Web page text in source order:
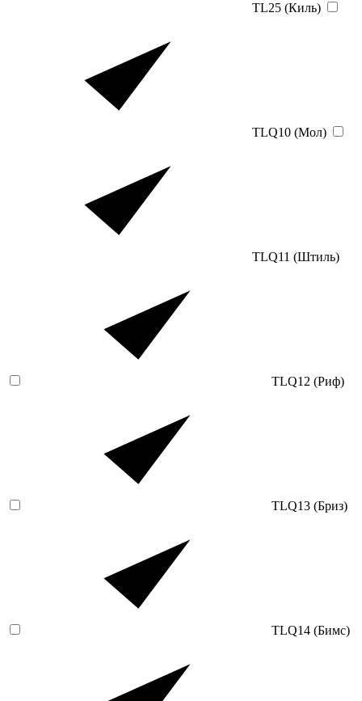
TL25 (Киль)
TLQ10 (Мол)
TLQ11 (Штиль)
TLQ12 (Риф)
TLQ13 (Бриз)
TLQ14 (Бимс)